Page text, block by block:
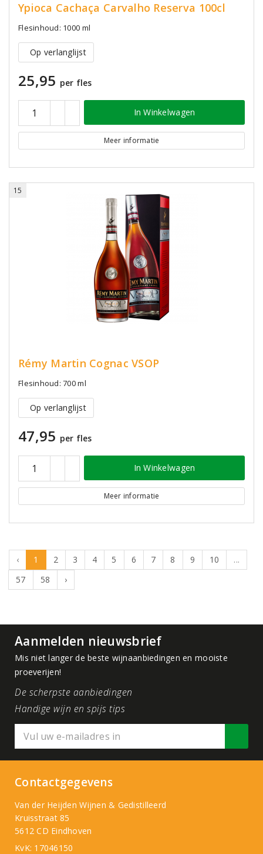
Ypioca Cachaça Carvalho Reserva 100cl
Flesinhoud: 1000 ml
Op verlanglijst
25,95 per fles
In Winkelwagen
Meer informatie
15
Rémy Martin Cognac VSOP
Flesinhoud: 700 ml
Op verlanglijst
47,95 per fles
In Winkelwagen
Meer informatie
‹ 1 2 3 4 5 6 7 8 9 10
...
57
58 ›
Aanmelden nieuwsbrief
Mis niet langer de beste wijnaanbiedingen en mooiste
proeverijen!
De scherpste aanbiedingen
Handige wijn en spijs tips
Contactgegevens
Van der Heijden Wijnen & Gedistilleerd
Kruisstraat 85
5612 CD Eindhoven
KvK: 17046150